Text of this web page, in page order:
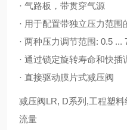
· 气路板，带贯穿气源
· 用于配置带独立压力范围
· 两种压力调节范围: 0.5 ...
· 通过锁定旋转寿命和快
· 直接驱动膜片式减压阀
减压阀LR, D系列,工程塑料
流量